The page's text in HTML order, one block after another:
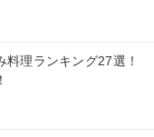
理ランキング27選！